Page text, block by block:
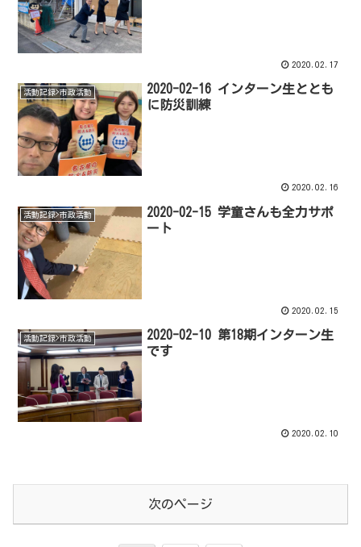
2020.02.17
活動記録>市政活動
2020-02-16 インターン生ととも
に防災訓練
2020.02.16
活動記録>市政活動
2020-02-15 学童さんも全力サポ
ート
2020.02.15
活動記録>市政活動
2020-02-10 第18期インターン生
です
2020.02.10
次のページ